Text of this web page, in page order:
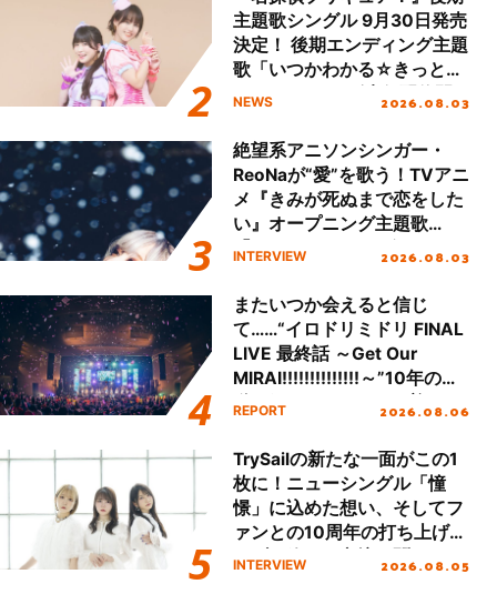
主題歌シングル 9月30日発売
決定！ 後期エンディング主題
歌「いつかわかる☆きっとあ
える」TVサイズ先行配信開
NEWS 2026.08.03
絶望系アニソンシンガー・
ReoNaが“愛”を歌う！TVアニ
メ『きみが死ぬまで恋をした
い』オープニング主題歌
「Amore」インタビュー
INTERVIEW 2026.08.03
またいつか会えると信じ
て……“イロドリミドリ FINAL
LIVE 最終話 ～Get Our
MIRAI!!!!!!!!!!!!!!～”10年の活
動を経てファイナルを迎える
REPORT 2026.08.06
TrySailの新たな一面がこの1
枚に！ニューシングル「憧
憬」に込めた想い、そしてフ
ァンとの10周年の打ち上げラ
イブを終えた心境を聞いた。
INTERVIEW 2026.08.05